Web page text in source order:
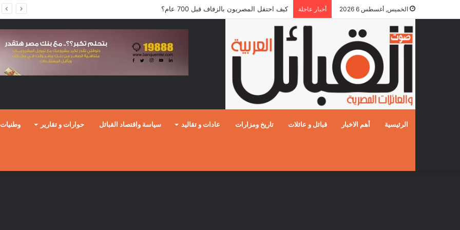
الخميس, أغسطس 6 2026 أخبار عاجلة كيف احتفل المصريون بالزفاف قبل 700 عام؟
الرئيسية أهم الاخبار قبائل و عائلات تاريخ ومزارات عادات و تقاليد سياسة واقتصاد القبائل حوارات و تقارير وطنيات